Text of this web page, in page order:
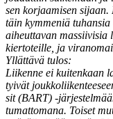
sen kor­jaamisen
täin kym­meniä
aiheut­ta­van
kier­toteille, ja
Yllät­tävä tulos:
Liikenne ei kuitenkaan
tyivät
sit (BART)
tumat­tomana. Toiset